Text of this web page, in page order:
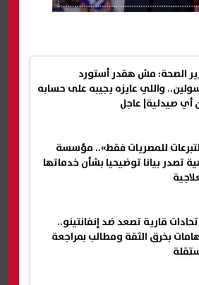
الصحة: مش هقدر أستورد
واللي عايزه يجيبه على حسابه
أي صيدلية| عاجل
للمصريات فقط».. مؤسسة
تصدر بيانا توضيحيا بشأن خدماتها
اتحادات قارية تصعد ضد إنفانتينو..
بخرق الثقة ومطالب بمراجعة